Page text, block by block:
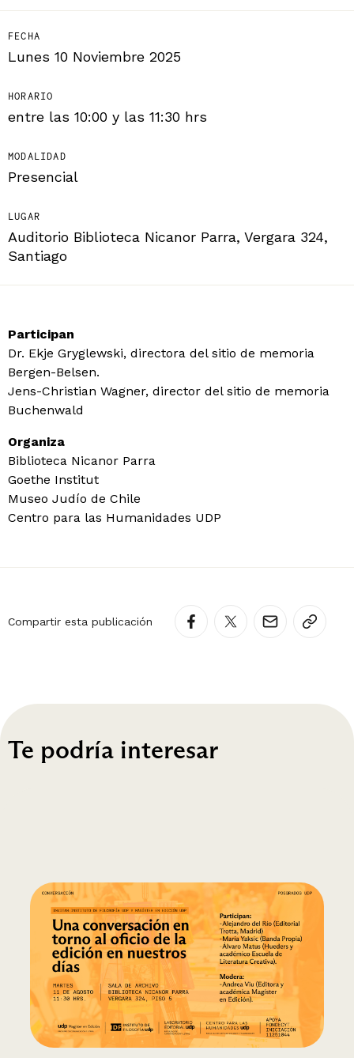
FECHA
Lunes 10 Noviembre 2025
HORARIO
entre las 10:00 y las 11:30 hrs
MODALIDAD
Presencial
LUGAR
Auditorio Biblioteca Nicanor Parra, Vergara 324,
Santiago
Participan
Dr. Ekje Gryglewski, directora del sitio de memoria
Bergen-Belsen.
Jens-Christian Wagner, director del sitio de memoria
Buchenwald
Organiza
Biblioteca Nicanor Parra
Goethe Institut
Museo Judío de Chile
Centro para las Humanidades UDP
Compartir esta publicación
Te podría interesar